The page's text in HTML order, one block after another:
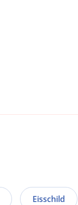
Eisschild